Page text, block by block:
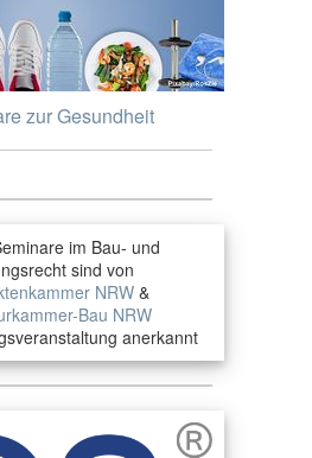
zur Gesundheit
im Bau- und
sind von
NRW&
Bau NRW
anerkannt